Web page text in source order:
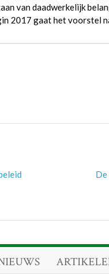
van daadwerkelijk
2017 gaat het voorstel